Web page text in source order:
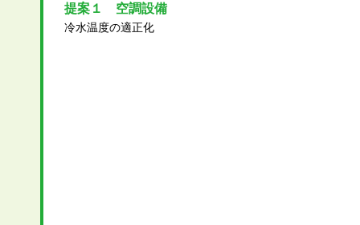
提案１ 空調設備
冷水温度の適正化